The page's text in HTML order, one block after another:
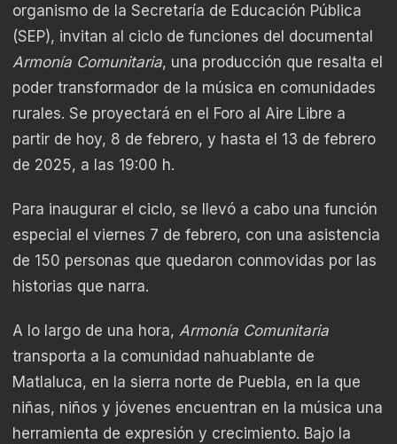
organismo de la Secretaría de Educación Pública
(SEP), invitan al ciclo de funciones del documental
Armonía Comunitaria, una producción que resalta el
poder transformador de la música en comunidades
rurales. Se proyectará en el Foro al Aire Libre a
partir de hoy, 8 de febrero, y hasta el 13 de febrero
de 2025, a las 19:00 h.
Para inaugurar el ciclo, se llevó a cabo una función
especial el viernes 7 de febrero, con una asistencia
de 150 personas que quedaron conmovidas por las
historias que narra.
A lo largo de una hora, Armonía Comunitaria
transporta a la comunidad nahuablante de
Matlaluca, en la sierra norte de Puebla, en la que
niñas, niños y jóvenes encuentran en la música una
herramienta de expresión y crecimiento. Bajo la